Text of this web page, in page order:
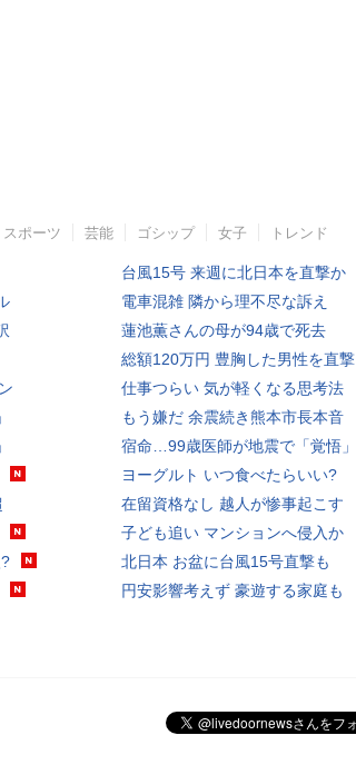
スポーツ 芸能 ゴシップ 女子 トレンド
台風15号 来週に北日本を直撃か
電車混雑 隣から理不尽な訴え
蓮池薫さんの母が94歳で死去
総額120万円 豊胸した男性を直撃
仕事つらい 気が軽くなる思考法
もう嫌だ 余震続き熊本市長本音
宿命…99歳医師が地震で「覚悟」
ヨーグルト いつ食べたらいい?
在留資格なし 越人が惨事起こす
子ども追い マンションへ侵入か
北日本 お盆に台風15号直撃も
円安影響考えず 豪遊する家庭も